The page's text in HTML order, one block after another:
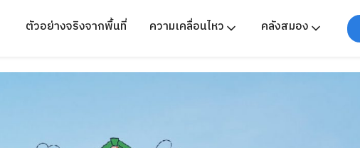
ตัวอย่างจริงจากพื้นที่ ความเคลื่อนไหว คลังสมอง